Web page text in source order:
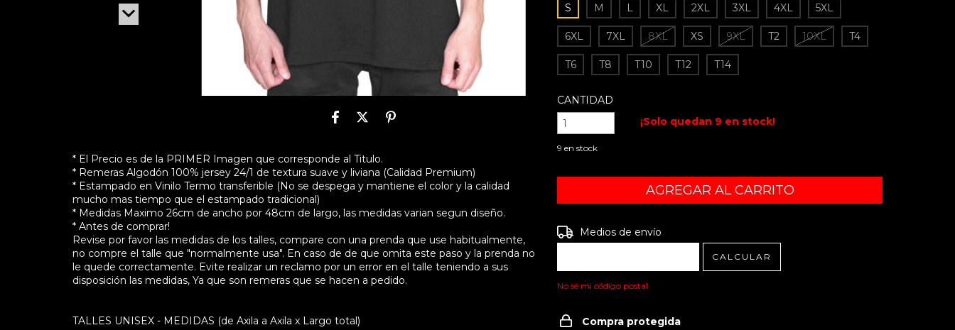
* El Precio es de la PRIMER Imagen que corresponde al Titulo.
* Remeras Algodón 100% jersey 24/1 de textura suave y liviana (Calidad Premium)
* Estampado en Vinilo Termo transferible (No se despega y mantiene el color y la calidad
mucho mas tiempo que el estampado tradicional)
* Medidas Maximo 26cm de ancho por 48cm de largo, las medidas varian segun diseño.
* Antes de comprar!
Revise por favor las medidas de los talles, compare con una prenda que use habitualmente,
no compre el talle que "normalmente usa". En caso de de que omita este paso y la prenda no
le quede correctamente. Evite realizar un reclamo por un error en el talle teniendo a sus
disposición las medidas, Ya que son remeras que se hacen a pedido.
TALLES UNISEX - MEDIDAS (de Axila a Axila x Largo total)
S
M L XL 2XL 3XL 4XL 5XL
6XL 7XL 8XL XS 9XL T2 10XL T4
T6 T8 T10 T12 T14
CANTIDAD
9 en stock
¡Solo quedan 9 en stock!
Entregas para el CP:
Medios de envío
CALCULAR
No sé mi código postal
Compra protegida